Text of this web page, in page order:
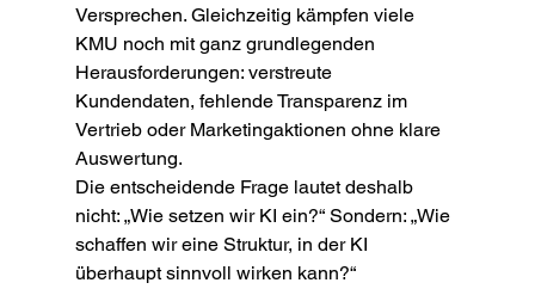
Versprechen. Gleichzeitig kämpfen viele
KMU noch mit ganz grundlegenden
Herausforderungen: verstreute
Kundendaten, fehlende Transparenz im
Vertrieb oder Marketingaktionen ohne klare
Auswertung.
Die entscheidende Frage lautet deshalb
nicht: „Wie setzen wir KI ein?“ Sondern: „Wie
schaffen wir eine Struktur, in der KI
überhaupt sinnvoll wirken kann?“